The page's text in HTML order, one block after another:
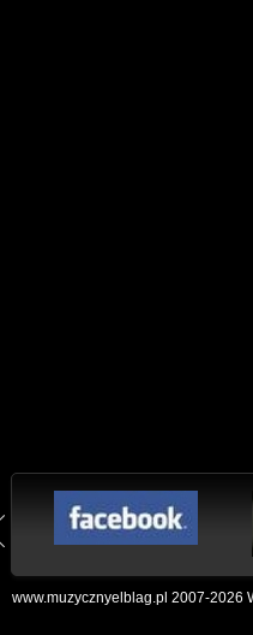
www.muzycznyelblag.pl 2007-2026